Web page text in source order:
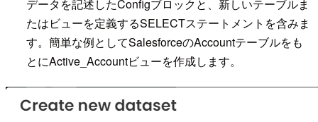
データを記述したConfigブロックと、新しいテーブルま
たはビューを定義するSELECTステートメントを含みま
す。簡単な例としてSalesforceのAccountテーブルをも
とにActive_Accountビューを作成します。